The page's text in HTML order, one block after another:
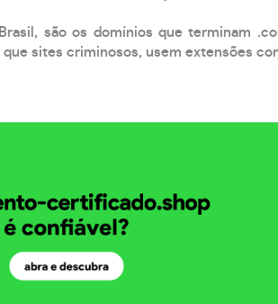
são os domínios que terminam
sites criminosos, usem extensões